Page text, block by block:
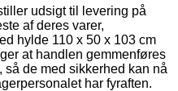
udsigt til levering på
af deres varer,
hylde 110 x 50 x 103 cm
at handlen gemmenføres
de med sikkerhed kan nå
har fyraften.